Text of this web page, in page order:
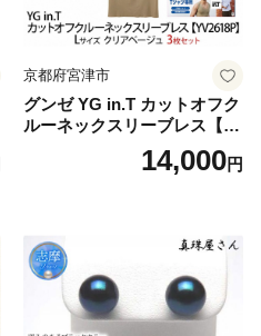
京都府宮津市
グンゼ YG in.T カットオフク
ルーネックスリーブレス【Y
V2618P】Lサイズ クリアベ
ージュ3枚セット [№5716-04
14,000円